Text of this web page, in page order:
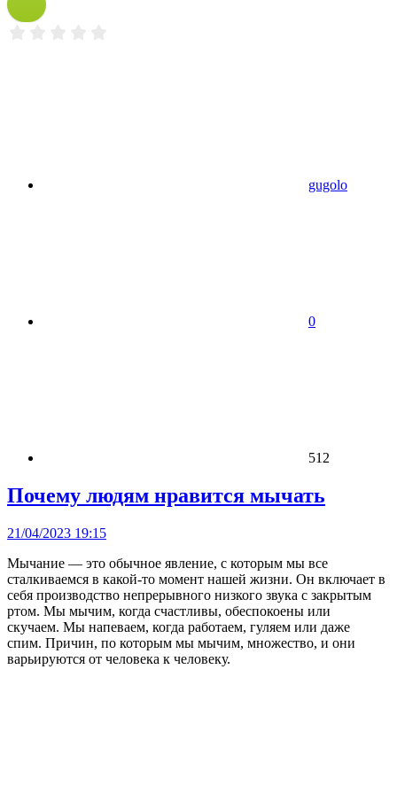
gugolo
0
512
Почему людям нравится мычать
21/04/2023 19:15
Мычание — это обычное явление, с которым мы все
сталкиваемся в какой-то момент нашей жизни. Он включает в
себя производство непрерывного низкого звука с закрытым
ртом. Мы мычим, когда счастливы, обеспокоены или
скучаем. Мы напеваем, когда работаем, гуляем или даже
спим. Причин, по которым мы мычим, множество, и они
варьируются от человека к человеку.